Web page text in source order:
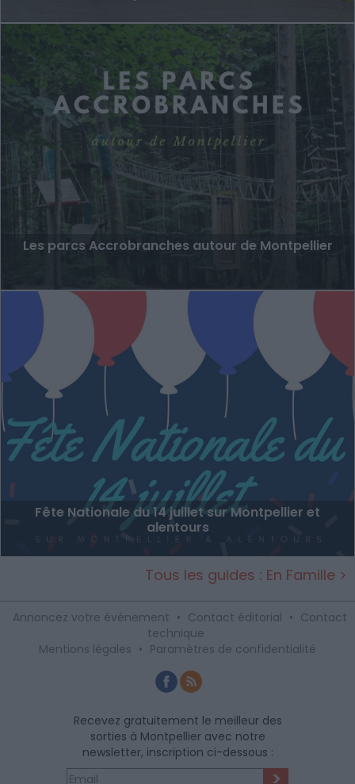
Les parcs Accrobranches autour de Montpellier
Fête Nationale du 14 juillet sur Montpellier et
alentours
Tous les guides : En Famille >
Annoncez votre événement • Contact éditorial • Contact
technique
Mentions légales • Paramètres de confidentialité
Recevez gratuitement le meilleur des
sorties à Montpellier avec notre
newsletter, inscription ci-dessous :